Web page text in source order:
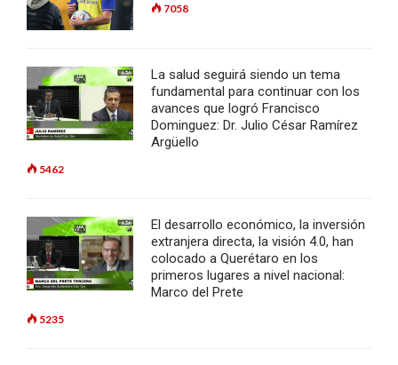
7058
La salud seguirá siendo un tema
fundamental para continuar con los
avances que logró Francisco
Dominguez: Dr. Julio César Ramírez
Argüello
5462
El desarrollo económico, la inversión
extranjera directa, la visión 4.0, han
colocado a Querétaro en los
primeros lugares a nivel nacional:
Marco del Prete
5235